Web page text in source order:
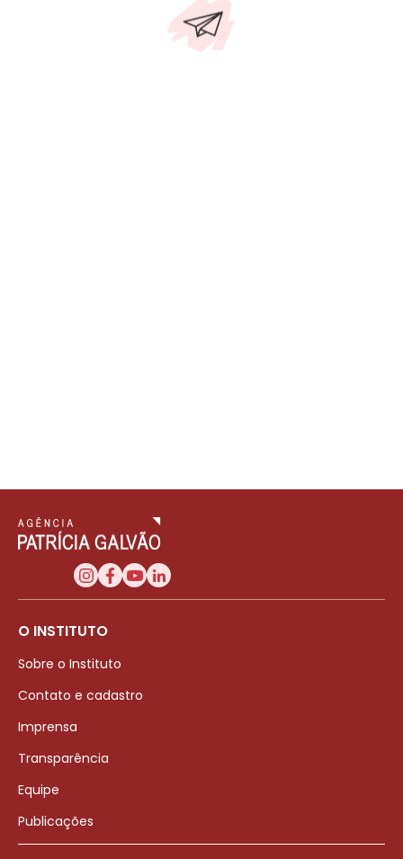
O INSTITUTO
Sobre o Instituto
Contato e cadastro
Imprensa
Transparência
Equipe
Publicações